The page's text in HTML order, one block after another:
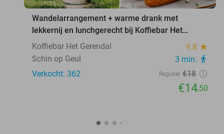
Wandelarrangement + warme drank met
lekkernij en lunchgerecht bij Koffiebar Het
Gerendal
Koffiebar Het Gerendal 9.8 star
Schin op Geul 3 min. directions_walk
Verkocht: 362 Regulier €18
€14,50